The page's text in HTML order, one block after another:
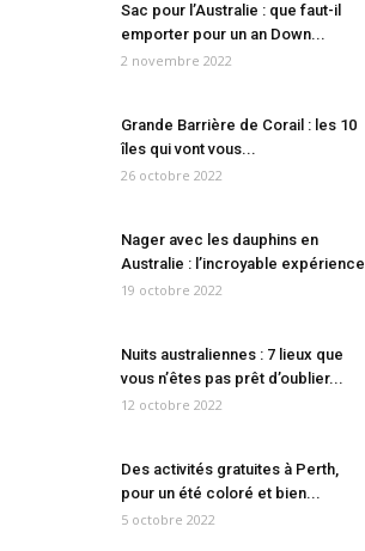
Sac pour l’Australie : que faut-il
emporter pour un an Down...
2 novembre 2022
Grande Barrière de Corail : les 10
îles qui vont vous...
26 octobre 2022
Nager avec les dauphins en
Australie : l’incroyable expérience
19 octobre 2022
Nuits australiennes : 7 lieux que
vous n’êtes pas prêt d’oublier...
12 octobre 2022
Des activités gratuites à Perth,
pour un été coloré et bien...
5 octobre 2022